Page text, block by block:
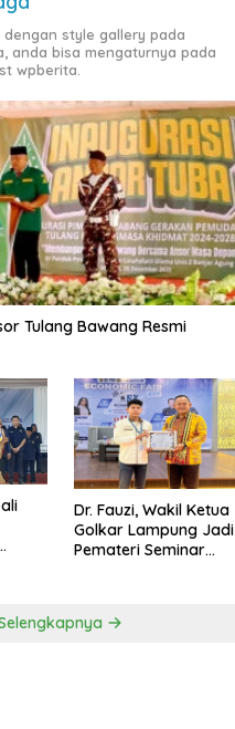
style gallery pada
anda bisa mengaturnya pada
wpberita.
Tulang Bawang Resmi
Dr. Fauzi, Wakil Ketua
Golkar Lampung Jadi
Pemateri Seminar
Kebangsaan